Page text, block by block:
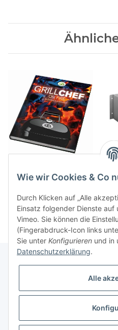
29,90 CHF*
Gesetzliche Informationen
Wie wir Cookies & Co
Durch Klicken auf „Alle
Einsatz folgender Dienste auf
Vimeo. Sie können die
(Fingerabdruck-Icon links
Sie unter Konfigurieren und in
Datenschutzerklärung.
Alle